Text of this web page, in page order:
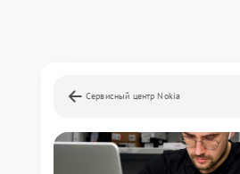
Сервисный центр Nokia